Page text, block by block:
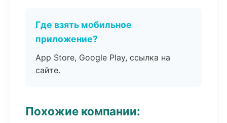
Где взять мобильное
приложение?
App Store, Google Play, ссылка на
сайте.
Похожие компании: